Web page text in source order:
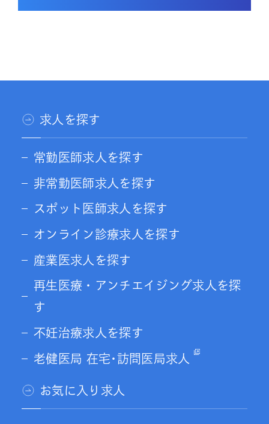
求人を探す
常勤医師求人を探す
非常勤医師求人を探す
スポット医師求人を探す
オンライン診療求人を探す
産業医求人を探す
再生医療・アンチエイジング求人を探
す
不妊治療求人を探す
老健医局 在宅･訪問医局求人
お気に入り求人